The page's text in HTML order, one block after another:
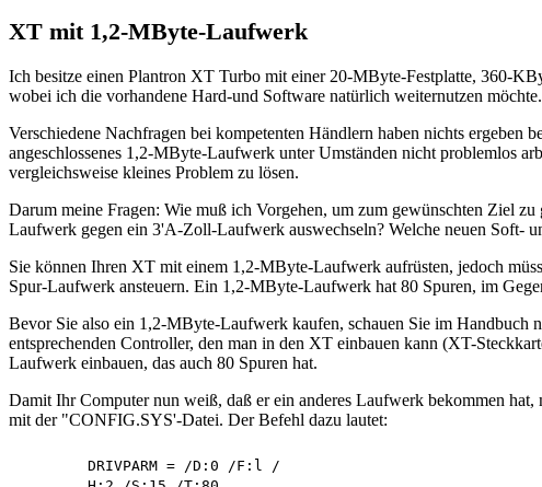
XT mit 1,2-MByte-Laufwerk
Ich besitze einen Plantron XT Turbo mit einer 20-MByte-Festplatte, 360-
wobei ich die vorhandene Hard-und Software natürlich weiternutzen möchte.
Verschiedene Nachfragen bei kompetenten Händlern haben nichts ergeben
angeschlossenes 1,2-MByte-Laufwerk unter Umständen nicht problemlos
vergleichsweise kleines Problem zu lösen.
Darum meine Fragen: Wie muß ich Vorgehen, um zum gewünschten Ziel
Laufwerk gegen ein 3'A-Zoll-Laufwerk auswechseln? Welche neuen Soft-
Sie können Ihren XT mit einem 1,2-MByte-Laufwerk aufrüsten, jedoch
Spur-Laufwerk ansteuern. Ein 1,2-MByte-Laufwerk hat 80 Spuren, im
Bevor Sie also ein 1,2-MByte-Laufwerk kaufen, schauen Sie im Handbuch
entsprechenden Controller, den man in den XT einbauen kann (XT-
Laufwerk einbauen, das auch 80 Spuren hat.
Damit Ihr Computer nun weiß, daß er ein anderes Laufwerk bekommen
mit der "CONFIG.SYS'-Datei. Der Befehl dazu lautet: